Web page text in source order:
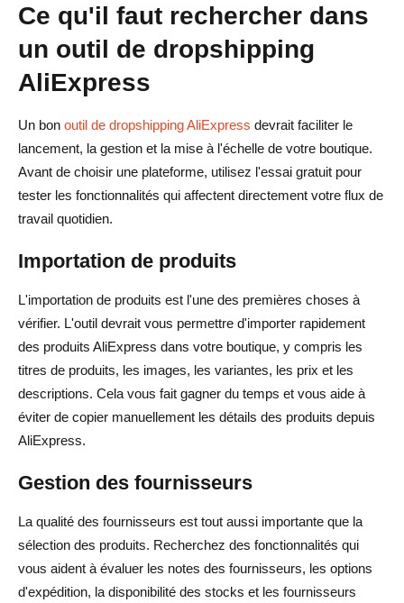
d'être payés ?
Comment choisir le bon outil de dropshipping AliExpress
?
gratuit
Quel est le meilleur outil de dropshipping AliExpress
avec un essai gratuit ?
Existe-t-il des outils de dropshipping AliExpress gratuits ?
Un essai gratuit est-il suffisant pour démarrer le
dropshipping AliExpress ?
Quelles fonctionnalités devrais-je tester pendant un essai
gratuit d'outil de dropshipping ?
Quel outil de dropshipping AliExpress est le meilleur pour
les débutants ?
Puis-je utiliser les outils de dropshipping AliExpress avec
Shopify ?
Les outils de dropshipping AliExpress automatisent-ils
les commandes ?
Ce qu'il faut rechercher dans
un outil de dropshipping
AliExpress
Un bon outil de dropshipping AliExpress devrait faciliter le
lancement, la gestion et la mise à l'échelle de votre boutique.
Avant de choisir une plateforme, utilisez l'essai gratuit pour
tester les fonctionnalités qui affectent directement votre flux de
travail quotidien.
Importation de produits
L'importation de produits est l'une des premières choses à
vérifier. L'outil devrait vous permettre d'importer rapidement
des produits AliExpress dans votre boutique, y compris les
titres de produits, les images, les variantes, les prix et les
descriptions. Cela vous fait gagner du temps et vous aide à
éviter de copier manuellement les détails des produits depuis
AliExpress.
Gestion des fournisseurs
La qualité des fournisseurs est tout aussi importante que la
sélection des produits. Recherchez des fonctionnalités qui
vous aident à évaluer les notes des fournisseurs, les options
d'expédition, la disponibilité des stocks et les fournisseurs